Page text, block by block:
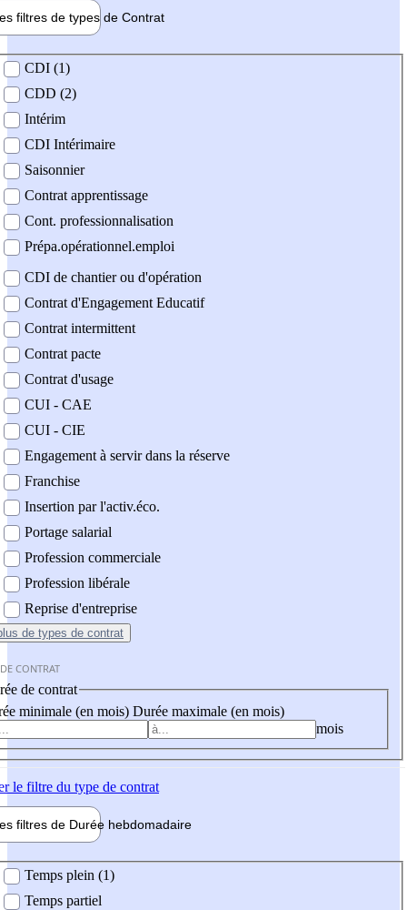
filtres de types de Contrat
contrat
CDI (1)
CDD (2)
Intérim
CDI Intérimaire
Saisonnier
Contrat apprentissage
Cont. professionnalisation
Prépa.opérationnel.emploi
CDI de chantier ou d'opération
Contrat d'Engagement Educatif
Contrat intermittent
Contrat pacte
Contrat d'usage
CUI - CAE
CUI - CIE
Engagement à servir dans la réserve
Franchise
Insertion par l'activ.éco.
Portage salarial
Profession commerciale
Profession libérale
Reprise d'entreprise
de types de contrat
CONTRAT
de contrat
minimale (en mois) Durée maximale (en mois)
mois
le filtre du type de contrat
filtres de Durée hebdomadaire
Temps plein (1)
Temps partiel